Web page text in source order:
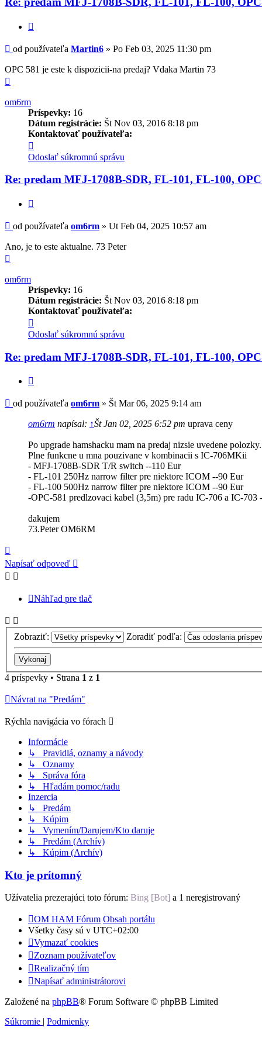
Martin6
Príspevok
od používateľa Martin6 » Po Feb 03, 2025 11:30 pm
OPC 581 je este k dispozicii-na predaj? Vdaka Martin 73
om6rm
Príspevky: 16
Dátum registrácie: Št Nov 03, 2016 8:18 pm
Kontaktovať používateľa:
informácie
používateľa
om6rm
Odoslať súkromnú správu
Re: predam MFJ-1708B-SDR, FL-101, FL-100,
Príspevok
od používateľa om6rm » Ut Feb 04, 2025 10:57 am
Ano, je to este aktualne. 73 Peter
om6rm
Príspevky: 16
Dátum registrácie: Št Nov 03, 2016 8:18 pm
Kontaktovať používateľa:
informácie
používateľa
om6rm
Odoslať súkromnú správu
Re: predam MFJ-1708B-SDR, FL-101, FL-100,
Príspevok
od používateľa om6rm » Št Mar 06, 2025 9:14 am
om6rm napísal: ↑Št Jan 02, 2025 6:52 pm uprava ceny
Po upgrade hamshacku mam na predaj nizsie uvedene polozky.
Plne funkcne u mna pouzivane v kombinacii s IC-706MKii
- MFJ-1708B-SDR T/R switch --110 Eur
- FL-101 250Hz narrow filter pre niektore ICOM --90 Eur
- FL-100 500Hz narrow filter pre niektore ICOM --90 Eur
-OPC-581 predlzovaci kabel (3,5m) pre radu IC-706 a IC-703
dakujem
73.Peter OM6RM
Napísať odpoveď
Náhľad pre tlač
Zobraziť: Zoradiť podľa:
4 príspevky • Strana 1 z 1
Návrat na "Predám"
Rýchla navigácia vo fórach
Informácie
↳ Pravidlá, oznamy a návody
↳ Oznamy
↳ Správa fóra
↳ Hľadám pomoc/radu
Inzercia
↳ Predám
↳ Kúpim
↳ Vymením/Darujem/Kto daruje
↳ Predám (Archív)
↳ Kúpim (Archív)
Kto je prítomný
Užívatelia prezerajúci toto fórum: Bing [Bot] a 1 neregistrovaný
OM HAM Fórum Obsah portálu
Všetky časy sú v UTC+02:00
Vymazať cookies
Zoznam používateľov
Realizačný tím
Napísať administrátorovi
Založené na phpBB® Forum Software © phpBB Limited
Súkromie
Podmienky